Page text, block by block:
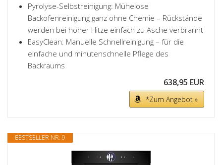
Pyrolyse-Selbstreinigung: Mühelose
Backofenreinigung ganz ohne Chemie – Rückstände
werden bei hoher Hitze einfach zu Asche verbrannt
EasyClean: Manuelle Schnellreinigung – für die
einfache und minutenschnelle Pflege des
Backraums
638,95 EUR
*Zum Angebot »
BESTSELLER NR. 9